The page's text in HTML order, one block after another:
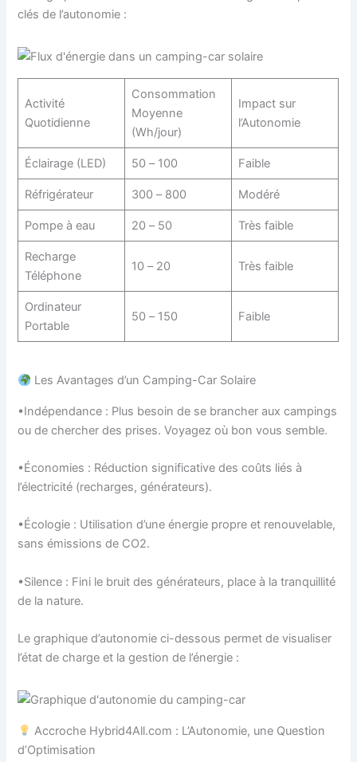
clés de l’autonomie :
Activité
Quotidienne
Consommation
Moyenne
(Wh/jour)
Impact sur
l’Autonomie
Éclairage (LED) 50 – 100 Faible
Réfrigérateur 300 – 800 Modéré
Pompe à eau 20 – 50 Très faible
Recharge
Téléphone
10 – 20 Très faible
Ordinateur
Portable
50 – 150 Faible
Les Avantages d’un Camping-Car Solaire
•Indépendance : Plus besoin de se brancher aux campings
ou de chercher des prises. Voyagez où bon vous semble.
•Économies : Réduction significative des coûts liés à
l’électricité (recharges, générateurs).
•Écologie : Utilisation d’une énergie propre et renouvelable,
sans émissions de CO2.
•Silence : Fini le bruit des générateurs, place à la tranquillité
de la nature.
Le graphique d’autonomie ci-dessous permet de visualiser
l’état de charge et la gestion de l’énergie :
Accroche Hybrid4All.com : L’Autonomie, une Question
d’Optimisation